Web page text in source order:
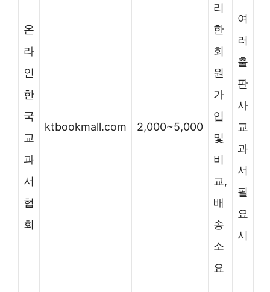
온
라
인
한
국
교
과
서
협
회
ktbookmall.com 2,000~5,000
리
한
회
원
가
입
및
비
교,
배
송
소
요
여
러
출
판
사
교
과
서
필
요
시